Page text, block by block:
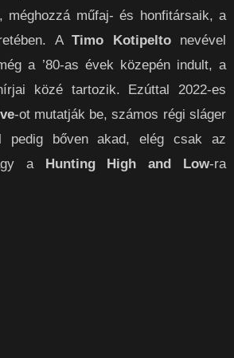
méghozzá műfaj- és honfitársaik, a
ATimo Kotipeltonevével
a ’80-as évek közepén indult, a
közé tartozik. Ezúttal 2022-es
-ot mutatják be, számos régi sláger
pedig bőven akad, elég csak az
a Hunting High and Low-ra